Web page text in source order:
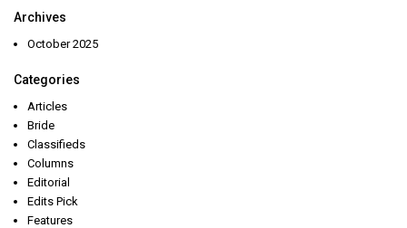
Archives
October 2025
Categories
Articles
Bride
Classifieds
Columns
Editorial
Edits Pick
Features